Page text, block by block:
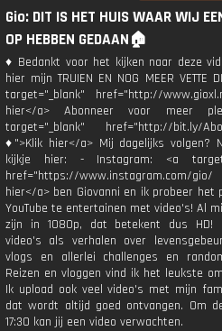
Gio: DIT IS HET HUIS WAAR WIJ
OP HEBBEN GEDAAN🏠
♦ Bedankt voor het kijken naar deze
hier mijn TRUIEN EN NOG MEER VETTE
target="_blank" href="http://
hier</a> Abonneer voor meer
target="_blank" href="http://bit.ly/
♦">Klik hier</a> Mij dagelijks volgen?
kijkje hier: - Instagram: <a
href="https://www.instagram.com/
hier</a> ben Giovanni en ik probeer het
YouTube te entertainen met video's! Al
zijn in 1080p, dat betekent dus HD!
video's als verhalen over
vlogs en allerlei challenges en
Reizen en vloggen vind ik het leukste
Ik upload ook veel video's met mijn
dat wordt altijd goed ontvangen. Om
17:30 kan jij een video verwachten.